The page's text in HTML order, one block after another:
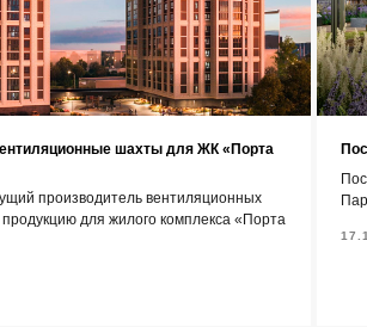
шахты для ЖК «Порта
производитель вентиляционных
для жилого комплекса «Порта
Гурзуфская 44
22-20